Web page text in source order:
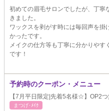
初めての眉毛サロンでしたが、丁寧
きました。
ワックスを剥がす時には毎回声を掛
かったです。
メイクの仕方等も丁寧に分かりや
です！
予約時のクーポン・メニュー
【7月平日限定|先着5名様☆】OP2
まつげ･ﾒｲｸ